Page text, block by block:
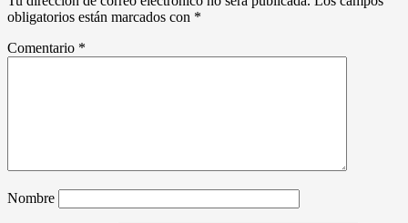
obligatorios están marcados con *
Comentario *
Nombre